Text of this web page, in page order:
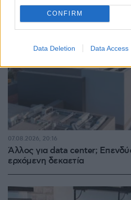
CONFIRM
Data Deletion Data Access
Άλλος για data center;
ερχόμενη δεκαετία
07.08.2026, 20:16